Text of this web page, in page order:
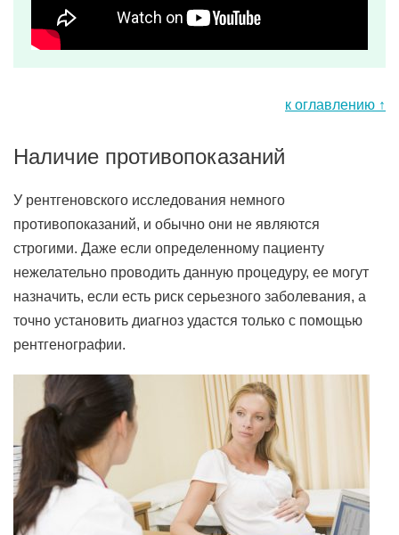
к оглавлению ↑
Наличие противопоказаний
У рентгеновского исследования немного
противопоказаний, и обычно они не являются
строгими. Даже если определенному пациенту
нежелательно проводить данную процедуру, ее могут
назначить, если есть риск серьезного заболевания, а
точно установить диагноз удастся только с помощью
рентгенографии.